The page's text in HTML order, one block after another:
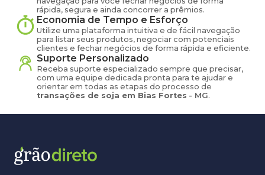
rápida, segura e ainda concorrer a prêmios.
Economia de Tempo e Esforço
Utilize uma plataforma intuitiva e de fácil navegação
para listar seus produtos, negociar com potenciais
clientes e fechar negócios de forma rápida e eficiente.
Suporte Personalizado
Receba suporte especializado sempre que precisar,
com uma equipe dedicada pronta para te ajudar e
orientar em todas as etapas do processo de
transações de soja em Bias Fortes - MG.